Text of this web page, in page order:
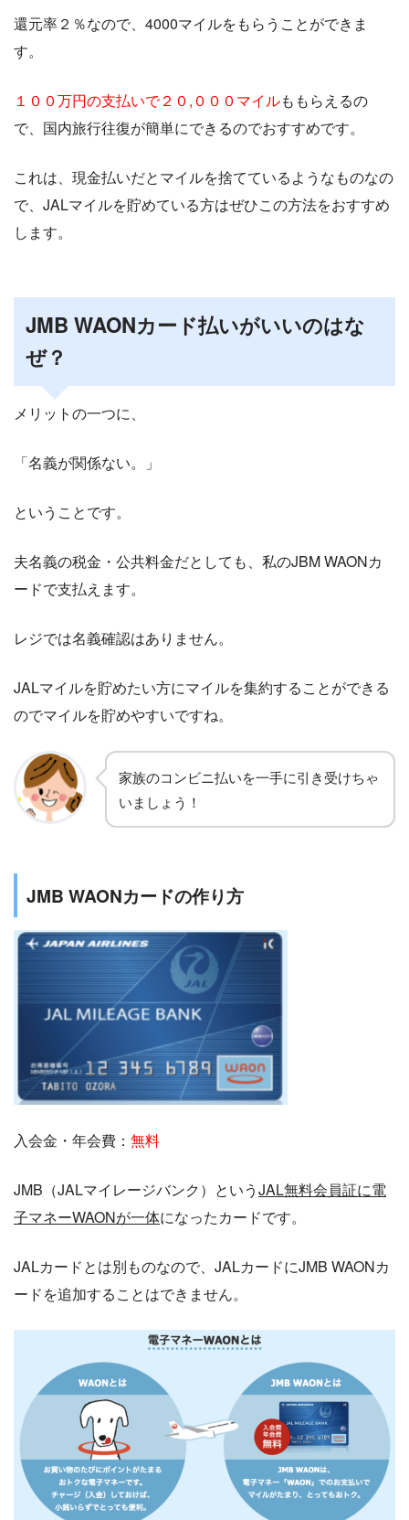
還元率２％なので、4000マイルをもらうことができま
す。
１００万円の支払いで２０,０００マイルももらえるの
で、国内旅行往復が簡単にできるのでおすすめです。
これは、現金払いだとマイルを捨てているようなものなの
で、JALマイルを貯めている方はぜひこの方法をおすすめ
します。
JMB WAONカード払いがいいのはな
ぜ？
メリットの一つに、
「名義が関係ない。」
ということです。
夫名義の税金・公共料金だとしても、私のJBM WAONカ
ードで支払えます。
レジでは名義確認はありません。
JALマイルを貯めたい方にマイルを集約することができる
のでマイルを貯めやすいですね。
家族のコンビニ払いを一手に引き受けちゃ
いましょう！
JMB WAONカードの作り方
入会金・年会費： 無料
JMB（JALマイレージバンク）というJAL無料会員証に電
子マネーWAONが一体になったカードです。
JALカードとは別ものなので、JALカードにJMB WAONカ
ードを追加することはできません。